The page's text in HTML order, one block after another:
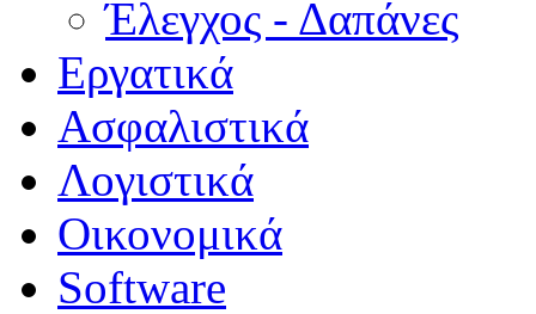
Έλεγχος - Δαπάνες
Εργατικά
Ασφαλιστικά
Λογιστικά
Οικονομικά
Software